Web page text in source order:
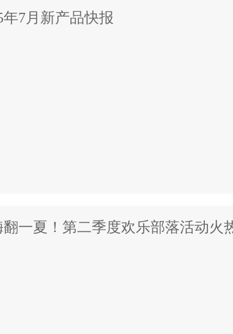
7月新产品快报
一夏！第二季度欢乐部落活动火